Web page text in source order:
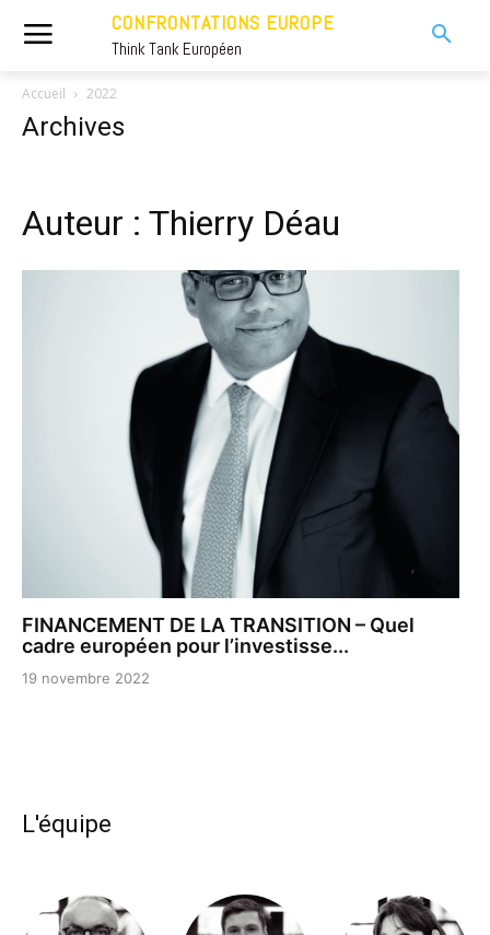
CONFRONTATIONS EUROPE
Think Tank Européen
Accueil 2022
Archives
Auteur : Thierry Déau
FINANCEMENT DE LA TRANSITION – Quel
cadre européen pour l’investisse...
19 novembre 2022
L'équipe